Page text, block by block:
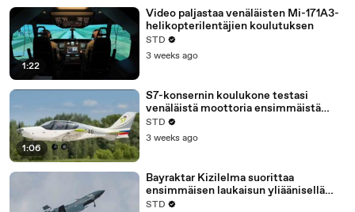
1:22
Video paljastaa venäläisten Mi-171A3-
helikopterilentäjien koulutuksen
STD
3 weeks ago
1:06
S7-konsernin koulukone testasi
venäläistä moottoria ensimmäistä
kertaa
STD
3 weeks ago
Bayraktar Kizilelma suorittaa
ensimmäisen laukaisun yliäänisellä
JET-230-ohjuksella
STD